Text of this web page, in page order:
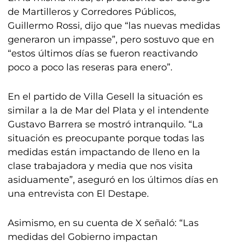
de Martilleros y Corredores Públicos,
Guillermo Rossi, dijo que “las nuevas medidas
generaron un impasse”, pero sostuvo que en
“estos últimos días se fueron reactivando
poco a poco las reseras para enero”.
En el partido de Villa Gesell la situación es
similar a la de Mar del Plata y el intendente
Gustavo Barrera se mostró intranquilo. “La
situación es preocupante porque todas las
medidas están impactando de lleno en la
clase trabajadora y media que nos visita
asiduamente”, aseguró en los últimos días en
una entrevista con El Destape.
Asimismo, en su cuenta de X señaló: “Las
medidas del Gobierno impactan